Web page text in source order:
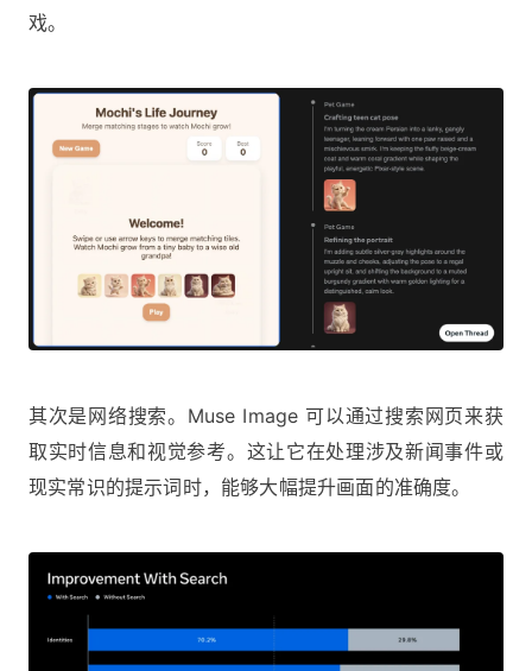
戏。
其次是网络搜索。Muse Image 可以通过搜索网页来获
取实时信息和视觉参考。这让它在处理涉及新闻事件或
现实常识的提示词时，能够大幅提升画面的准确度。